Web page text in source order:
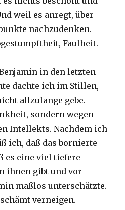
weil es anregt, über
nachzudenken.
Faulheit.
in den letzten
dachte ich im Stillen,
allzulange gebe.
sondern wegen
Intellekts. Nachdem ich
ich, daß das bornierte
es eine viel tiefere
ihnen gibt und vor
maßlos unterschätzte.
verneigen.